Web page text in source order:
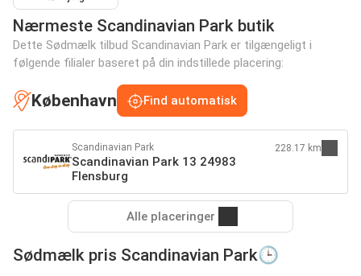
Nærmeste Scandinavian Park butik
Dette Sødmælk tilbud Scandinavian Park er tilgængeligt i
følgende filialer baseret på din indstillede placering:
København Find automatisk
Scandinavian Park
Scandinavian Park 13 24983
Flensburg
228.17 km
Alle placeringer
Sødmælk pris Scandinavian Park🕒